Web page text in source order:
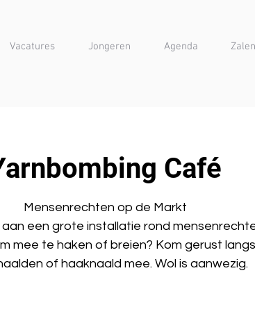
Vacatures Jongeren Agenda
Café
Mensenrechten op de Markt
een grote installatie rond
mee te haken of breien? Kom gerust
of haaknaald mee. Wol is aanwezig.